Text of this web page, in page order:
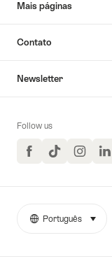
Mais páginas
Contato
Newsletter
Follow us
FacebookTikTokInstagram
More
Idioma
Português